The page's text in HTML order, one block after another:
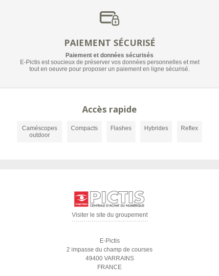
PAIEMENT SÉCURISÉ
Paiement et données sécurisés
E-Pictis est soucieux de préserver vos données personnelles et met
tout en oeuvre pour proposer un paiement en ligne sécurisé.
Accès rapide
Caméscopes
outdoor
Compacts Flashes Hybrides Reflex
Visiter le site du groupement
E-Pictis
2 impasse du champ de courses
49400 VARRAINS
FRANCE